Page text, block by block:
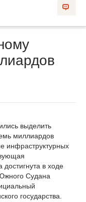
выделить
миллиардов
инфраструктурных
достигнута в ходе
Судана
государства.